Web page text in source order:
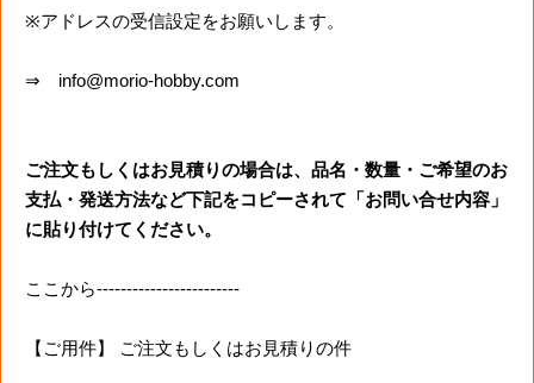
※アドレスの受信設定をお願いします。
⇒ info@morio-hobby.com
ご注文もしくはお見積りの場合は、品名・数量・ご希望のお
支払・発送方法など下記をコピーされて「お問い合せ内容」
に貼り付けてください。
ここから------------------------
【ご用件】 ご注文もしくはお見積りの件